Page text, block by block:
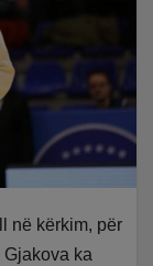
në kërkim, për
ka